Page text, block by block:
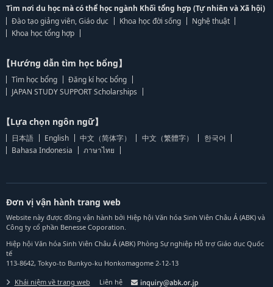
Tìm nơi du học mà có thể học ngành Khối tổng hợp (Tự nhiên và Xã hội)
Đào tạo giảng viên, Giáo dục
Khoa học đời sống
Nghệ thuật
Khoa học tổng hợp
【Hướng dẫn tìm học bổng】
Tìm học bổng
Đăng kí học bổng
JAPAN STUDY SUPPORT Scholarships
【Lựa chọn ngôn ngữ】
日本語 English 中文（简体字） 中文（繁體字）
한국어
Bahasa Indonesia
ภาษาไทย
Đơn vị vận hành trang web
Website này được đồng vận hành bởi Hiệp hội Văn hóa Sinh Viên Châu Á (ABK) và
Công ty cổ phần Benesse Coporation.
Hiệp hội Văn hóa Sinh Viên Châu Á (ABK) Phòng Sự nghiệp Hỗ trợ Giáo dục Quốc
tế
113-8642, Tokyo-to Bunkyo-ku Honkomagome 2-12-13
Khái niệm về trang web Liên hệ